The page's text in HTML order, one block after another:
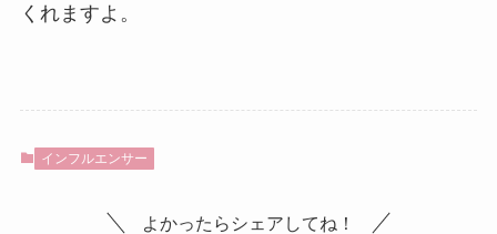
くれますよ。
インフルエンサー
よかったらシェアしてね！